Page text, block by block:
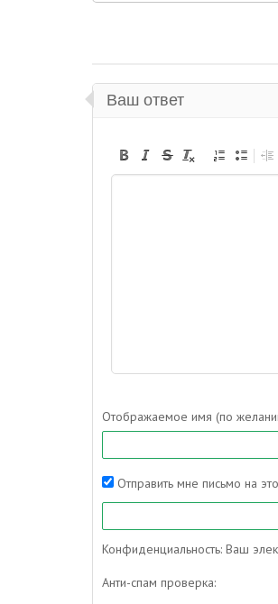
Ваш ответ
Отображаемое имя (по
Отправить мне письмо на
Конфиденциальность: Ваш
Анти-спам проверка: